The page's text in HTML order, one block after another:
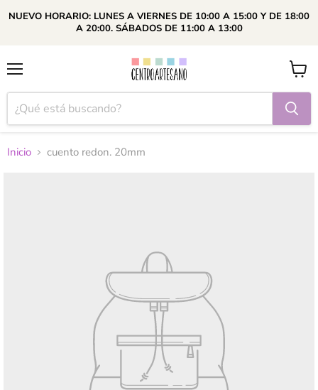
NUEVO HORARIO: LUNES A VIERNES DE 10:00 A 15:00 Y DE 18:00
A 20:00. SÁBADOS DE 11:00 A 13:00
Ver
carrito
Inicio cuento redon. 20mm